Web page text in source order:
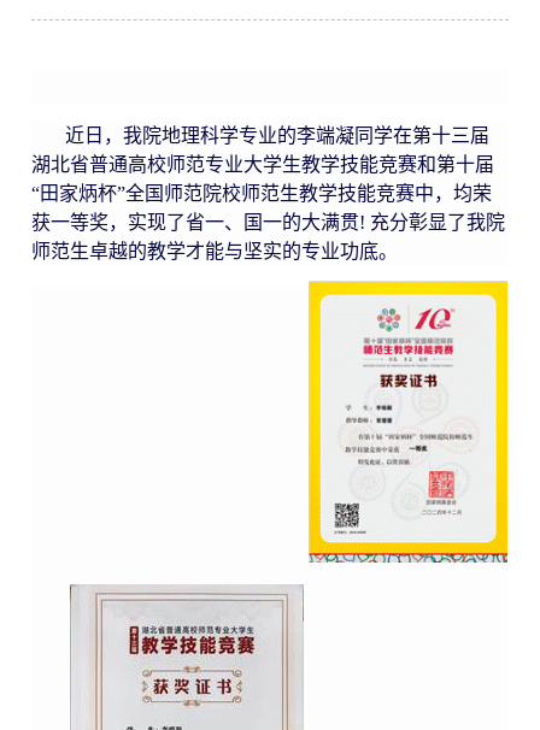
近日，我院地理科学专业的李端凝同学在第十三届
湖北省普通高校师范专业大学生教学技能竞赛和第十届
“田家炳杯”全国师范院校师范生教学技能竞赛中，均荣
获一等奖，实现了省一、国一的大满贯! 充分彰显了我院
师范生卓越的教学才能与坚实的专业功底。